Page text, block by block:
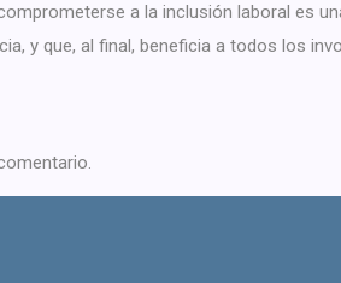
a la inclusión laboral es
y que, al final, beneficia a todos los